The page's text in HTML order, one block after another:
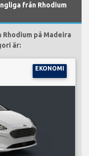
från Rhodium
på Madeira
är:
EKONOMI